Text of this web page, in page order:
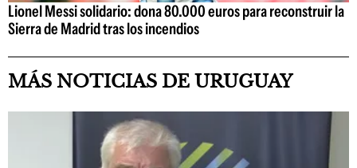
Lionel Messi solidario: dona 80.000 euros para reconstruir la
Sierra de Madrid tras los incendios
MÁS NOTICIAS DE URUGUAY